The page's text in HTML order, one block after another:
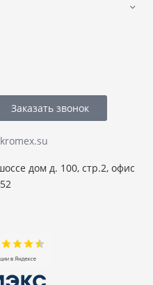
дом д. 100, стр.2, офис
Заказать звонок